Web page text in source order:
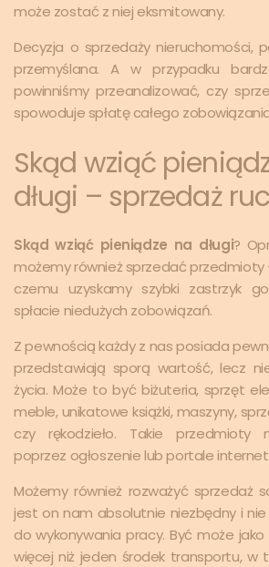
może zostać z niej eksmitowany.
Decyzja o sprzedaży nieruchomości,
przemyślana. A w przypadku
powinniśmy przeanalizować, czy
spowoduje spłatę całego
Skąd wziąć
długi – sprzedaż
Skąd wziąć pieniądze na długi?
możemy również sprzedać przedmioty
czemu uzyskamy szybki zastrzyk
spłacie niedużych zobowiązań.
Z pewnością każdy z nas posiada
przedstawiają sporą wartość, lecz
życia. Może to być biżuteria, sprzęt
meble, unikatowe książki, maszyny,
czy rękodzieło. Takie przedmioty
poprzez ogłoszenie lub portale
Możemy również rozważyć sprzedaż
jest on nam absolutnie niezbędny i
do wykonywania pracy. Być może
więcej niż jeden środek transportu, w